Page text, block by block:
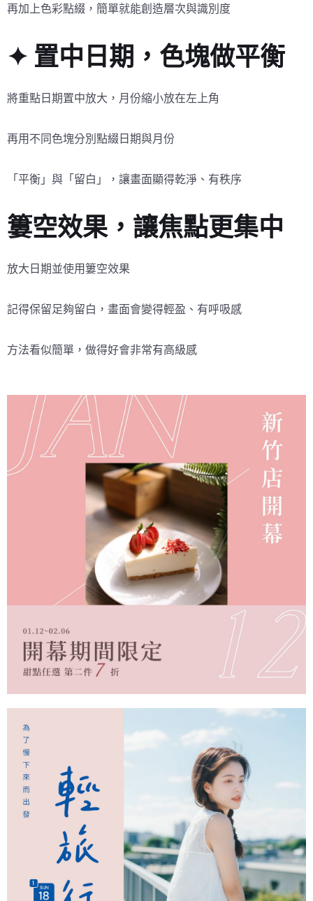
再加上色彩點綴，簡單就能創造層次與識別度
✦ 置中日期，色塊做平衡
將重點日期置中放大，月份縮小放在左上角
再用不同色塊分別點綴日期與月份
「平衡」與「留白」，讓畫面顯得乾淨、有秩序
簍空效果，讓焦點更集中
放大日期並使用簍空效果
記得保留足夠留白，畫面會變得輕盈、有呼吸感
方法看似簡單，做得好會非常有高級感